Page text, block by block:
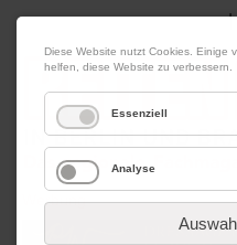
07. August 2026 Impressum|
Werbung
Diese Website nutzt Cookies. Einige
helfen, diese Website zu verbessern.
Essenziell
Analyse